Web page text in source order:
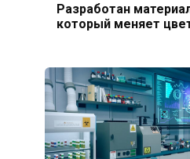
Разработан
который меняет